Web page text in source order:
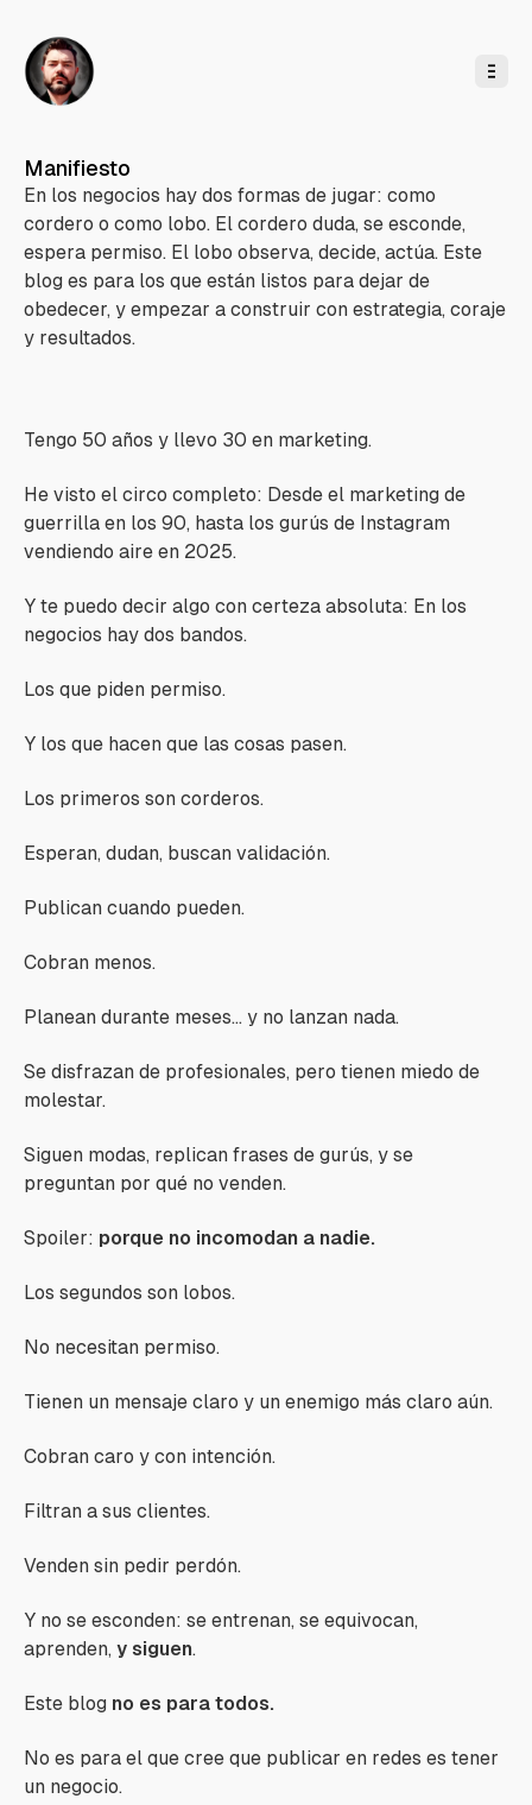
Manifiesto
En los negocios hay dos formas de jugar: como
cordero o como lobo. El cordero duda, se esconde,
espera permiso. El lobo observa, decide, actúa. Este
blog es para los que están listos para dejar de
obedecer, y empezar a construir con estrategia, coraje
y resultados.
Tengo 50 años y llevo 30 en marketing.
He visto el circo completo: Desde el marketing de
guerrilla en los 90, hasta los gurús de Instagram
vendiendo aire en 2025.
Y te puedo decir algo con certeza absoluta: En los
negocios hay dos bandos.
Los que piden permiso.
Y los que hacen que las cosas pasen.
Los primeros son corderos.
Esperan, dudan, buscan validación.
Publican cuando pueden.
Cobran menos.
Planean durante meses… y no lanzan nada.
Se disfrazan de profesionales, pero tienen miedo de
molestar.
Siguen modas, replican frases de gurús, y se
preguntan por qué no venden.
Spoiler: porque no incomodan a nadie.
Los segundos son lobos.
No necesitan permiso.
Tienen un mensaje claro y un enemigo más claro aún.
Cobran caro y con intención.
Filtran a sus clientes.
Venden sin pedir perdón.
Y no se esconden: se entrenan, se equivocan,
aprenden, y siguen.
Este blog no es para todos.
No es para el que cree que publicar en redes es tener
un negocio.